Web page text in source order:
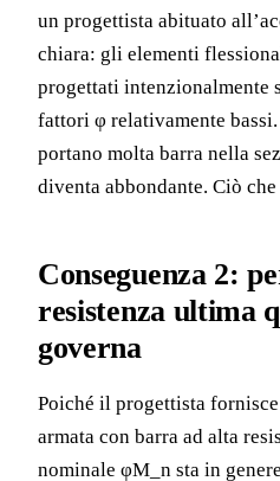
un progettista abituato
chiara: gli elementi
progettati intenzionalmente
fattori φ relativamente
portano molta barra nella
diventa abbondante. Ciò
Conseguenza 2:
resistenza ultima
governa
Poiché il progettista
armata con barra ad alta
nominale φM_n sta in